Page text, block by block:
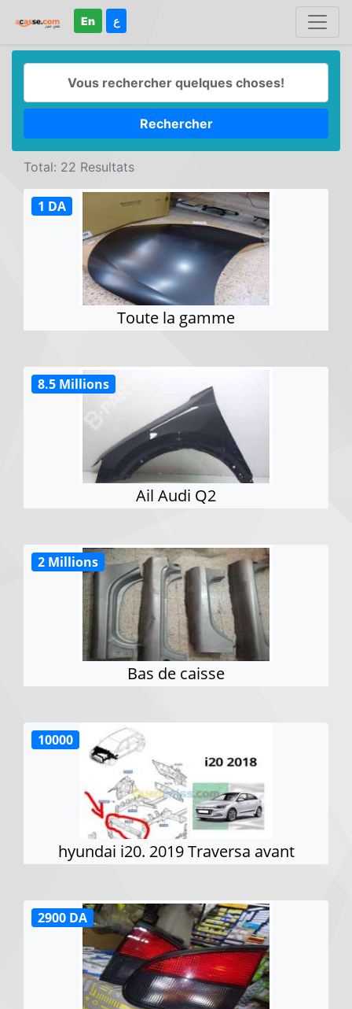
En ع
Rechercher
Total: 22 Resultats
Toute la gamme
1 DA
Ail Audi Q2
8.5 Millions
Bas de caisse
2 Millions
hyundai i20. 2019 Traversa avant
10000
2900 DA